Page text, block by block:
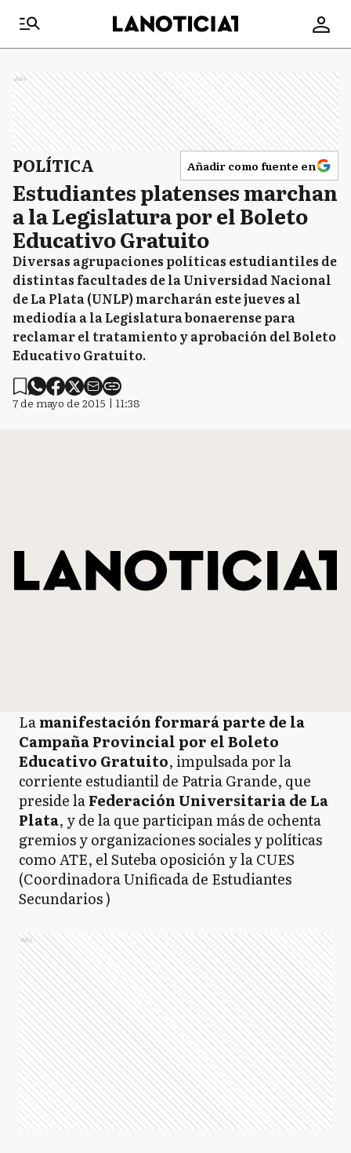
Ads
POLÍTICA Añadir como fuente en
Estudiantes platenses marchan
a la Legislatura por el Boleto
Educativo Gratuito
Diversas agrupaciones políticas estudiantiles de
distintas facultades de la Universidad Nacional
de La Plata (UNLP) marcharán este jueves al
mediodía a la Legislatura bonaerense para
reclamar el tratamiento y aprobación del Boleto
Educativo Gratuito.
7 de mayo de 2015 | 11:38
Lamanifestación formará parte de la
Campaña Provincial por el Boleto
Educativo Gratuito, impulsada por la
corriente estudiantil de Patria Grande, que
preside laFederación Universitaria de La
Plata, y de la que participan más de ochenta
gremios y organizaciones sociales y políticas
como ATE, el Suteba oposición y la CUES
(Coordinadora Unificada de Estudiantes
Secundarios )
Ads